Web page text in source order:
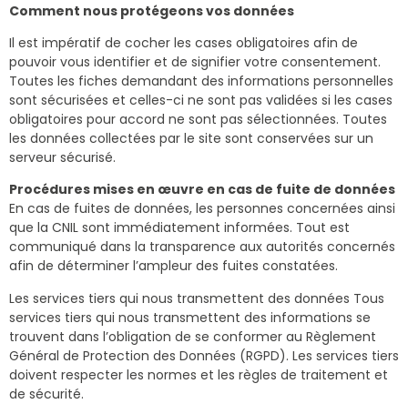
Comment nous protégeons vos données
Il est impératif de cocher les cases obligatoires afin de
pouvoir vous identifier et de signifier votre consentement.
Toutes les fiches demandant des informations personnelles
sont sécurisées et celles-ci ne sont pas validées si les cases
obligatoires pour accord ne sont pas sélectionnées. Toutes
les données collectées par le site sont conservées sur un
serveur sécurisé.
Procédures mises en œuvre en cas de fuite de données
En cas de fuites de données, les personnes concernées ainsi
que la CNIL sont immédiatement informées. Tout est
communiqué dans la transparence aux autorités concernés
afin de déterminer l’ampleur des fuites constatées.
Les services tiers qui nous transmettent des données Tous
services tiers qui nous transmettent des informations se
trouvent dans l’obligation de se conformer au Règlement
Général de Protection des Données (RGPD). Les services tiers
doivent respecter les normes et les règles de traitement et
de sécurité.